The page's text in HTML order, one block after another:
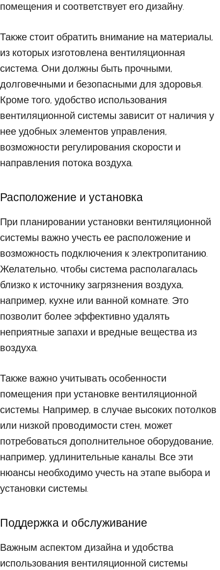
помещения и соответствует его дизайну.
Также стоит обратить внимание на материалы,
из которых изготовлена вентиляционная
система. Они должны быть прочными,
долговечными и безопасными для здоровья.
Кроме того, удобство использования
вентиляционной системы зависит от наличия у
нее удобных элементов управления,
возможности регулирования скорости и
направления потока воздуха.
Расположение и установка
При планировании установки вентиляционной
системы важно учесть ее расположение и
возможность подключения к электропитанию.
Желательно, чтобы система располагалась
близко к источнику загрязнения воздуха,
например, кухне или ванной комнате. Это
позволит более эффективно удалять
неприятные запахи и вредные вещества из
воздуха.
Также важно учитывать особенности
помещения при установке вентиляционной
системы. Например, в случае высоких потолков
или низкой проводимости стен, может
потребоваться дополнительное оборудование,
например, удлинительные каналы. Все эти
нюансы необходимо учесть на этапе выбора и
установки системы.
Поддержка и обслуживание
Важным аспектом дизайна и удобства
использования вентиляционной системы